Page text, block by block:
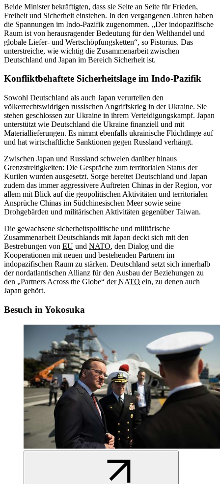
Beide Minister bekräftigten, dass sie Seite an Seite für Frieden,
Freiheit und Sicherheit einstehen. In den vergangenen Jahren haben
die Spannungen im Indo-Pazifik zugenommen. „Der indopazifische
Raum ist von herausragender Bedeutung für den Welthandel und
globale Liefer- und Wertschöpfungsketten“, so Pistorius. Das
unterstreiche, wie wichtig die Zusammenarbeit zwischen
Deutschland und Japan im Bereich Sicherheit ist.
Konfliktbehaftete Sicherheitslage im Indo-Pazifik
Sowohl Deutschland als auch Japan verurteilen den
völkerrechtswidrigen russischen Angriffskrieg in der Ukraine. Sie
stehen geschlossen zur Ukraine in ihrem Verteidigungskampf. Japan
unterstützt wie Deutschland die Ukraine finanziell und mit
Materiallieferungen. Es nimmt ebenfalls ukrainische Flüchtlinge auf
und hat wirtschaftliche Sanktionen gegen Russland verhängt.
Zwischen Japan und Russland schwelen darüber hinaus
Grenzstreitigkeiten: Die Gespräche zum territorialen Status der
Kurilen wurden ausgesetzt. Sorge bereitet Deutschland und Japan
zudem das immer aggressivere Auftreten Chinas in der Region, vor
allem mit Blick auf die geopolitischen Aktivitäten und territorialen
Ansprüche Chinas im Südchinesischen Meer sowie seine
Drohgebärden und militärischen Aktivitäten gegenüber Taiwan.
Die gewachsene sicherheitspolitische und militärische
Zusammenarbeit Deutschlands mit Japan deckt sich mit den
Bestrebungen von EU und NATO, den Dialog und die
Kooperationen mit neuen und bestehenden Partnern im
indopazifischen Raum zu stärken. Deutschland setzt sich innerhalb
der nordatlantischen Allianz für den Ausbau der Beziehungen zu
den „Partners Across the Globe“ derNATO ein, zu denen auch
Japan gehört.
Besuch in Yokosuka